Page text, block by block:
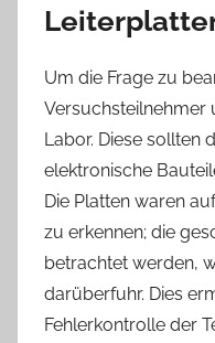
Um die Frage zu
Versuchsteilnehmer
Labor. Diese sollten
elektronische
Die Platten waren
zu erkennen; die
betrachtet werden,
darüberfuhr. Dies
Fehlerkontrolle der